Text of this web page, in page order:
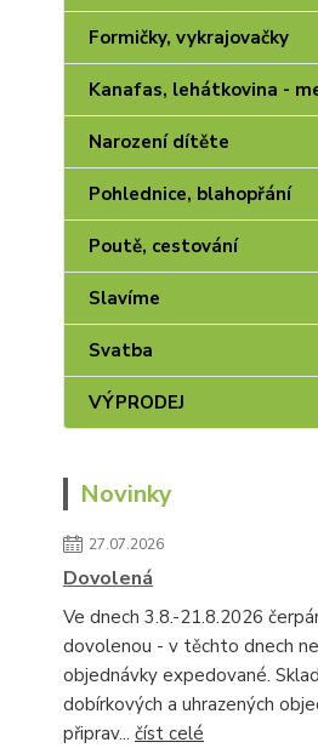
Formičky, vykrajovačky
Kanafas, lehátkovina -
Narození dítěte
Pohlednice, blahopřání
Poutě, cestování
Slavíme
Svatba
VÝPRODEJ
Novinky
27.07.2026
Dovolená
Ve dnech 3.8.-21.8.2026
dovolenou - v těchto dnech
objednávky expedované.
dobírkových a uhrazených
připrav... číst celé